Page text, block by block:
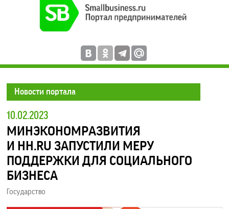
Новости портала
10.02.2023
МИНЭКОНОМРАЗВИТИЯ
И HH.RU ЗАПУСТИЛИ МЕРУ
ПОДДЕРЖКИ ДЛЯ СОЦИАЛЬНОГО
БИЗНЕСА
Государство